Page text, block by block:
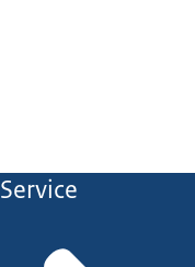
Service